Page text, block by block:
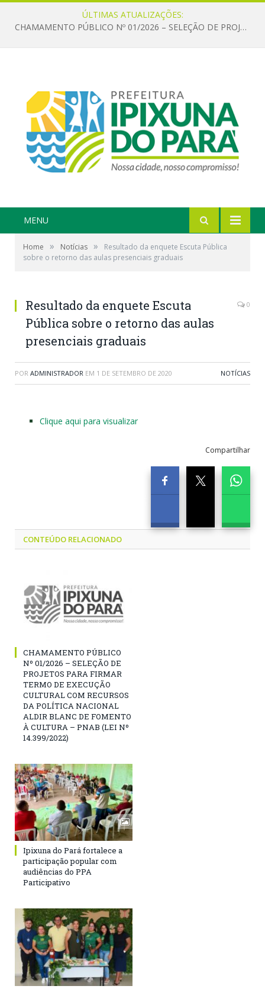
ÚLTIMAS ATUALIZAÇÕES:
CHAMAMENTO PÚBLICO Nº 01/2026 – SELEÇÃO DE PROJETOS PARA FIRMAR TERMO DE EXECUÇÃO CULTURAL COM RECURSOS DA POLÍTICA NACIONAL ALDIR BLANC DE FOMENTO À CULTURA – PNAB (LEI Nº 14.399/2022)
MENU
Home » Notícias »
Resultado da enquete Escuta Pública
sobre o retorno das aulas presenciais graduais
Resultado da enquete Escuta
Pública sobre o retorno das aulas
presenciais graduais
0
POR ADMINISTRADOR EM 1 DE SETEMBRO DE 2020 NOTÍCIAS
Clique aqui para visualizar
Compartilhar
CONTEÚDO RELACIONADO
CHAMAMENTO PÚBLICO
Nº 01/2026 – SELEÇÃO DE
PROJETOS PARA FIRMAR
TERMO DE EXECUÇÃO
CULTURAL COM RECURSOS
DA POLÍTICA NACIONAL
ALDIR BLANC DE FOMENTO
À CULTURA – PNAB (LEI Nº
14.399/2022)
Ipixuna do Pará fortalece a
participação popular com
audiências do PPA
Participativo